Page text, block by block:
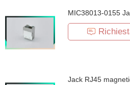
MIC38013-0155
Jack RJ45